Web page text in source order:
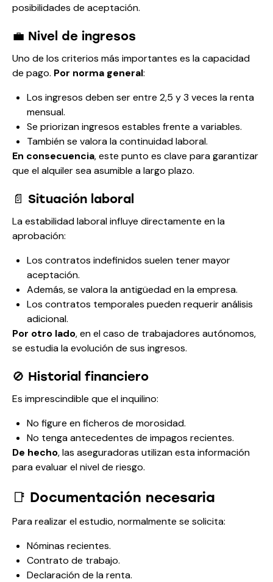
posibilidades de aceptación.
💼 Nivel de ingresos
Uno de los criterios más importantes es la capacidad
de pago. Por norma general:
Los ingresos deben ser entre 2,5 y 3 veces la renta
mensual.
Se priorizan ingresos estables frente a variables.
También se valora la continuidad laboral.
En consecuencia, este punto es clave para garantizar
que el alquiler sea asumible a largo plazo.
📄 Situación laboral
La estabilidad laboral influye directamente en la
aprobación:
Los contratos indefinidos suelen tener mayor
aceptación.
Además, se valora la antigüedad en la empresa.
Los contratos temporales pueden requerir análisis
adicional.
Por otro lado, en el caso de trabajadores autónomos,
se estudia la evolución de sus ingresos.
🚫 Historial financiero
Es imprescindible que el inquilino:
No figure en ficheros de morosidad.
No tenga antecedentes de impagos recientes.
De hecho, las aseguradoras utilizan esta información
para evaluar el nivel de riesgo.
📑 Documentación necesaria
Para realizar el estudio, normalmente se solicita:
Nóminas recientes.
Contrato de trabajo.
Declaración de la renta.